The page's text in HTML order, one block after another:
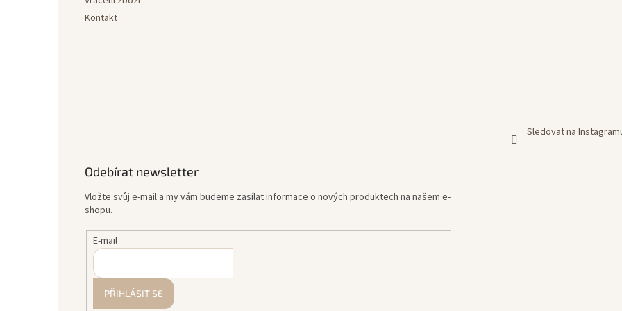
Kontakt
Sledovat na
Odebírat newsletter
Vložte svůj e-mail a my vám budeme zasílat informace o nových produktech na našem e-
shopu.
E-mail
PŘIHLÁSIT SE